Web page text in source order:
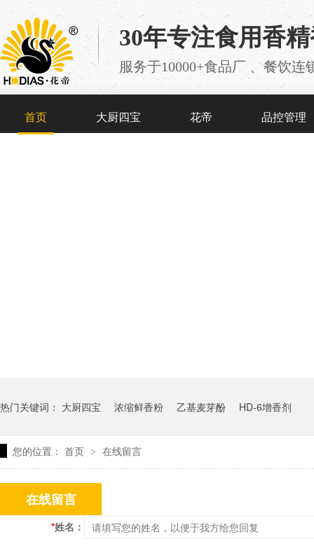
30年专注食用香
服务于10000+食品厂 、餐饮
首页 大厨四宝 花帝 品控管理
热门关键词： 大厨四宝 浓缩鲜香粉 乙基麦芽酚 HD-6增香剂
您的位置： 首页 > 在线留言
在线留言
*姓名：